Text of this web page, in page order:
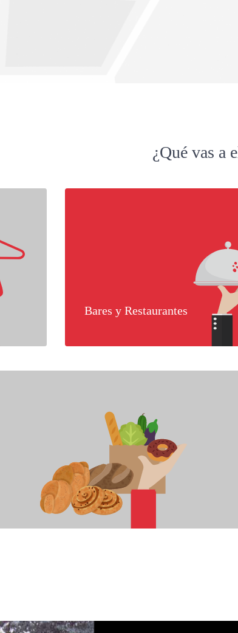
¿Qué vas a
Bares y Restaurantes